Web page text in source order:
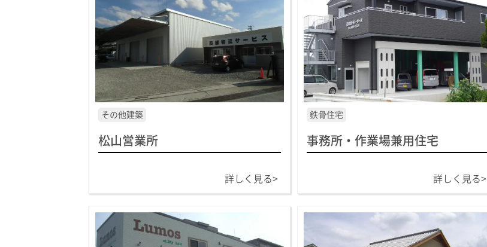
その他建築
松山営業所
詳しく見る>
鉄骨住宅
事務所・作業場兼用住宅
詳しく見る>